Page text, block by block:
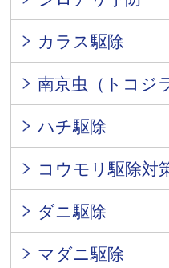
カラス駆除
南京虫（トコジ
ハチ駆除
コウモリ駆除対
ダニ駆除
マダニ駆除